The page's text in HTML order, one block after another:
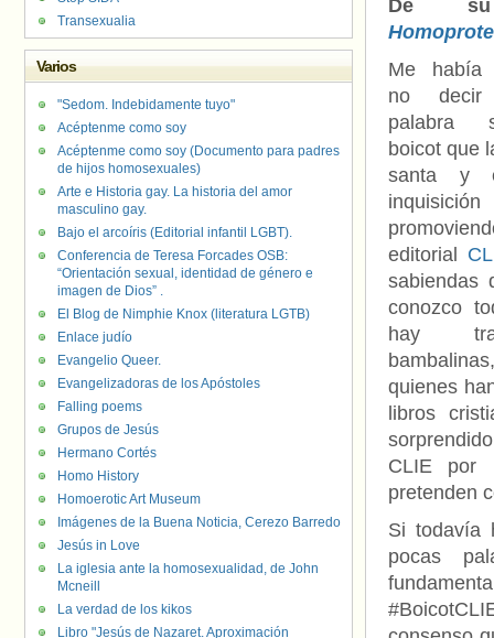
De
Me había
no
palabra
boicot que
santa y
editorial
sabiendas
conozco
hay
quienes
libros
CLIE por
pretenden
Si todavía
pocas
Transexualia
Varios
"Sedom. Indebidamente tuyo"
Acéptenme como soy
Acéptenme como soy (Documento para padres
de hijos homosexuales)
Arte e Historia gay. La historia del amor
masculino gay.
Bajo el arcoíris (Editorial infantil LGBT).
Conferencia de Teresa Forcades OSB:
“Orientación sexual, identidad de género e
imagen de Dios” .
El Blog de Nimphie Knox (literatura LGTB)
Enlace judío
Evangelio Queer.
Evangelizadoras de los Apóstoles
Falling poems
Grupos de Jesús
Hermano Cortés
Homo History
Homoerotic Art Museum
Imágenes de la Buena Noticia, Cerezo Barredo
Jesús in Love
La iglesia ante la homosexualidad, de John
Mcneill
La verdad de los kikos
Libro "Jesús de Nazaret. Aproximación